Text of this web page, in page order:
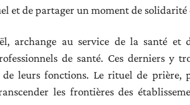
et de partager un moment de solidarité
archange au service de la santé
de santé. Ces derniers y
de leurs fonctions. Le rituel de
les frontières des